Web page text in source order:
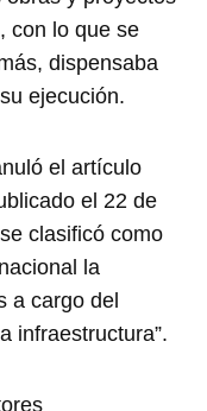
con lo que se
dispensaba
ejecución.
el artículo
el 22 de
clasificó como
la
a cargo del
infraestructura”.